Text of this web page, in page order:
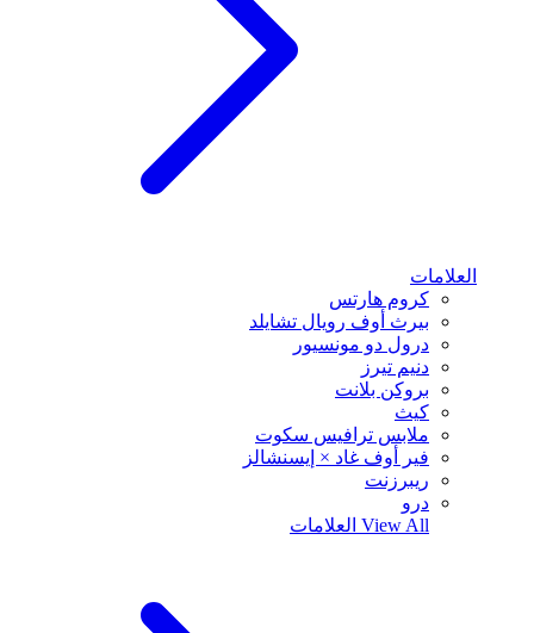
العلامات
كروم هارتس
بيرث أوف رويال تشايلد
درول دو مونسيور
دنيم تيرز
بروكن بلانت
كيث
ملابس ترافيس سكوت
فير أوف غاد × إيسنشالز
ريبرزنت
درو
View All العلامات